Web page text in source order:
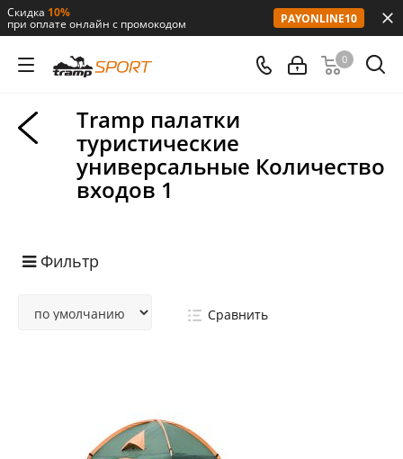
Скидка 10%
при оплате онлайн с промокодом PAYONLINE10
0
Tramp палатки
туристические
универсальные Количество
входов 1
Фильтр
Сравнить